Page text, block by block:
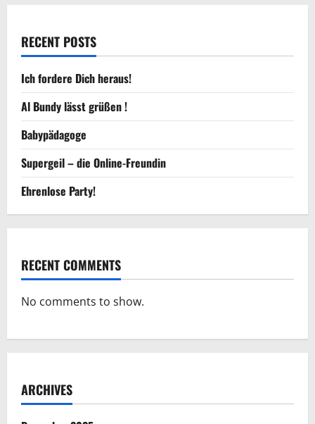
RECENT POSTS
Ich fordere Dich heraus!
Al Bundy lässt grüßen !
Babypädagoge
Supergeil – die Online-Freundin
Ehrenlose Party!
RECENT COMMENTS
No comments to show.
ARCHIVES